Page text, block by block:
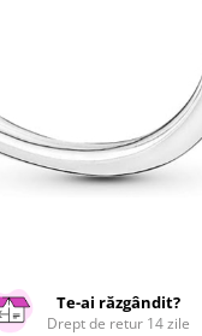
Te-ai răzgândit?
Drept de retur 14 zile